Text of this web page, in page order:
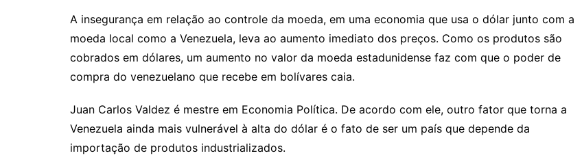
A insegurança em relação ao controle da moeda, em uma economia que usa o dólar junto com a
moeda local como a Venezuela, leva ao aumento imediato dos preços. Como os produtos são
cobrados em dólares, um aumento no valor da moeda estadunidense faz com que o poder de
compra do venezuelano que recebe em bolívares caia.
Juan Carlos Valdez é mestre em Economia Política. De acordo com ele, outro fator que torna a
Venezuela ainda mais vulnerável à alta do dólar é o fato de ser um país que depende da
importação de produtos industrializados.